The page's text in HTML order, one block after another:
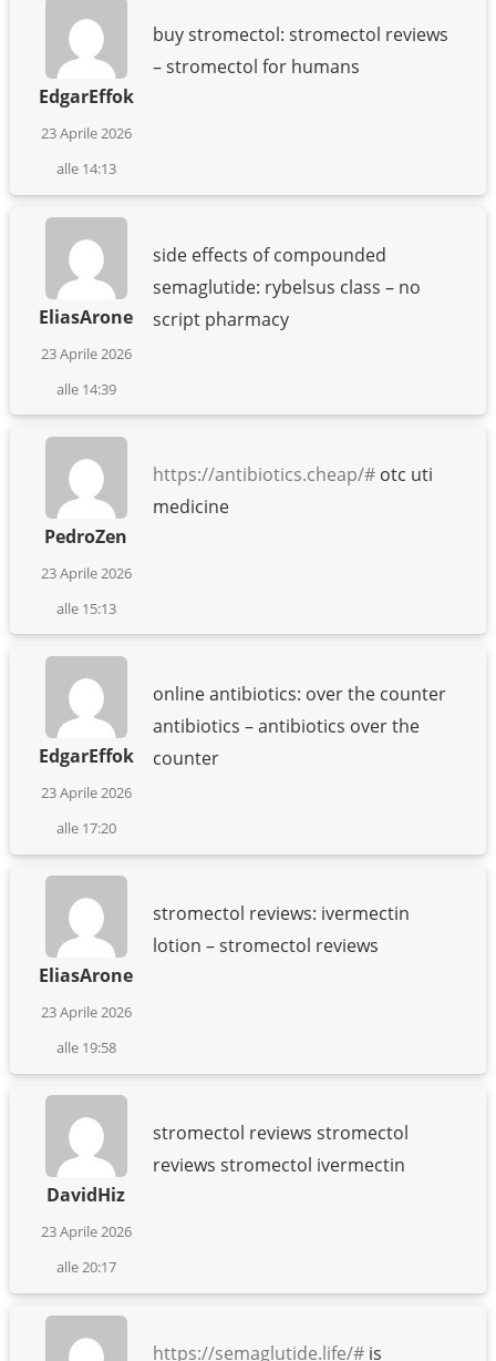
EdgarEffok
23 Aprile 2026
alle 14:13
buy stromectol: stromectol reviews
– stromectol for humans
EliasArone
23 Aprile 2026
alle 14:39
side effects of compounded
semaglutide: rybelsus class – no
script pharmacy
PedroZen
23 Aprile 2026
alle 15:13
https://antibiotics.cheap/#otc uti
medicine
EdgarEffok
23 Aprile 2026
alle 17:20
online antibiotics: over the counter
antibiotics – antibiotics over the
counter
EliasArone
23 Aprile 2026
alle 19:58
stromectol reviews: ivermectin
lotion – stromectol reviews
DavidHiz
23 Aprile 2026
alle 20:17
stromectol reviews stromectol
reviews stromectol ivermectin
https://semaglutide.life/#is